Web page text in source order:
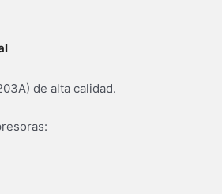
de alta calidad.